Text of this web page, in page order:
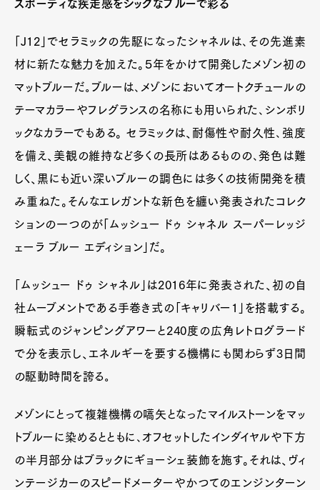
スポーティな疾走感をシックなブルーで彩る
「J12」でセラミックの先駆になったシャネルは､その先進素
材に新たな魅力を加えた。５年をかけて開発したメゾン初の
マットブルーだ｡ブルーは､メゾンにおいてオートクチュールの
テーマカラーやフレグランスの名称にも用いられた､シンボリ
ックなカラーでもある。 セラミックは、耐傷性や耐久性､強度
を備え、美観の維持など多くの長所はあるものの､発色は難
しく、黒にも近い深いブルーの調色には多くの技術開発を積
み重ねた。そんなエレガントな新色を纏い発表されたコレク
ションの一つのが「ムッシュー ドゥ シャネル スーパーレッジ
ェーラ ブルー エディション」だ。
「ムッシュー ドゥ シャネル」は2016年に発表された、初の自
社ムーブメントである手巻き式の「キャリバー1」を搭載する。
瞬転式のジャンピングアワーと240度の広角レトログラード
で分を表示し、エネルギーを要する機構にも関わらず3日間
の駆動時間を誇る｡
メゾンにとって複雑機構の嚆矢となったマイルストーンをマッ
トブルーに染めるとともに､オフセットしたインダイヤルや下方
の半月部分はブラックにギョーシェ装飾を施す。それは、ヴィ
ンテージカーのスピードメーターやかつてのエンジンターン